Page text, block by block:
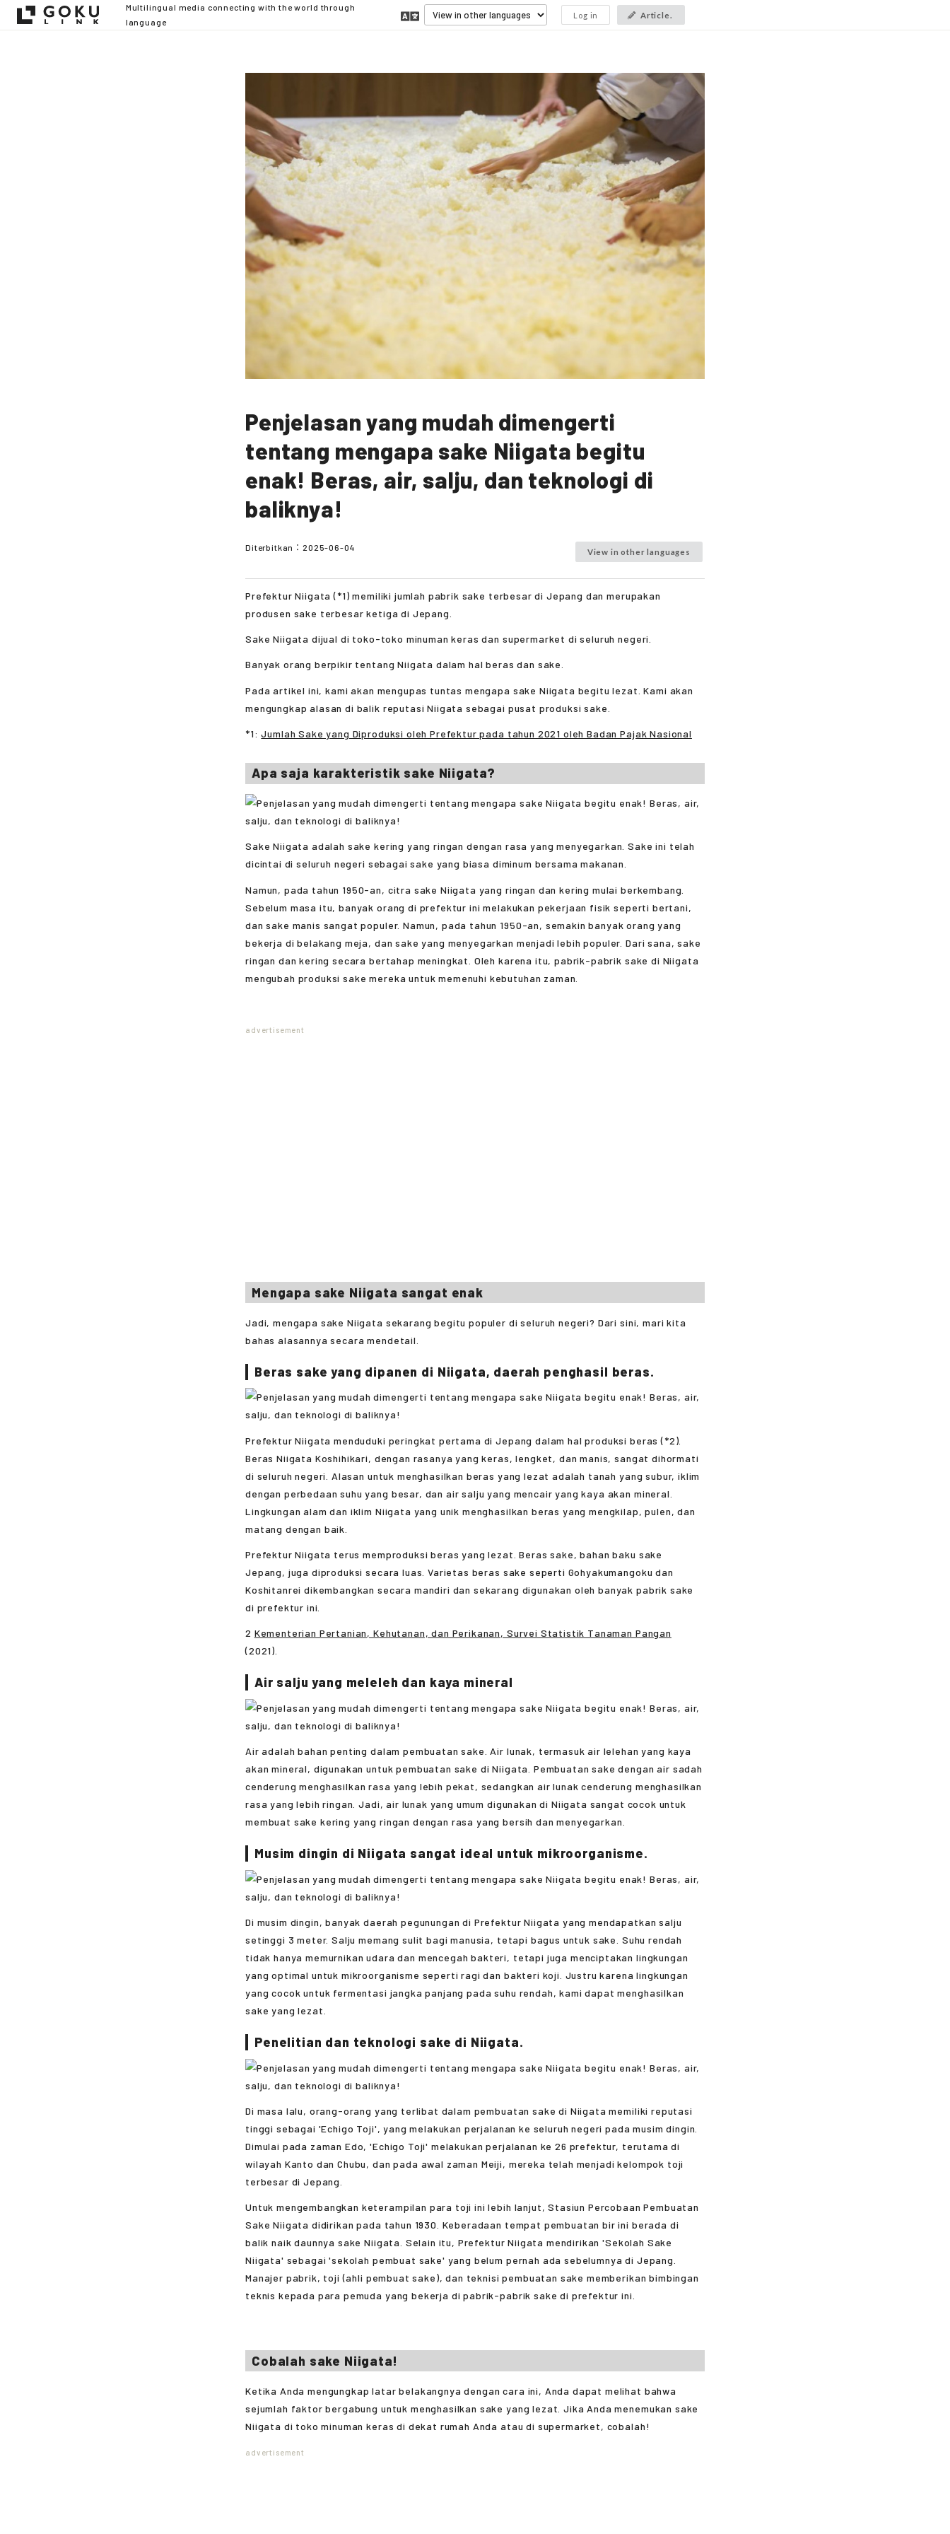
Multilingual media connecting with the world through
language
Log in Article.
Penjelasan yang mudah dimengerti
tentang mengapa sake Niigata begitu
enak! Beras, air, salju, dan teknologi di
baliknya!
Diterbitkan： 2025-06-04 View in other languages
Prefektur Niigata (*1) memiliki jumlah pabrik sake terbesar di Jepang dan merupakan
produsen sake terbesar ketiga di Jepang.
Sake Niigata dijual di toko-toko minuman keras dan supermarket di seluruh negeri.
Banyak orang berpikir tentang Niigata dalam hal beras dan sake.
Pada artikel ini, kami akan mengupas tuntas mengapa sake Niigata begitu lezat. Kami akan
mengungkap alasan di balik reputasi Niigata sebagai pusat produksi sake.
*1:Jumlah Sake yang Diproduksi oleh Prefektur pada tahun 2021 oleh Badan Pajak Nasional
Apa saja karakteristik sake Niigata?
Sake Niigata adalah sake kering yang ringan dengan rasa yang menyegarkan. Sake ini telah
dicintai di seluruh negeri sebagai sake yang biasa diminum bersama makanan.
Namun, pada tahun 1950-an, citra sake Niigata yang ringan dan kering mulai berkembang.
Sebelum masa itu, banyak orang di prefektur ini melakukan pekerjaan fisik seperti bertani,
dan sake manis sangat populer. Namun, pada tahun 1950-an, semakin banyak orang yang
bekerja di belakang meja, dan sake yang menyegarkan menjadi lebih populer. Dari sana, sake
ringan dan kering secara bertahap meningkat. Oleh karena itu, pabrik-pabrik sake di Niigata
mengubah produksi sake mereka untuk memenuhi kebutuhan zaman.
advertisement
Mengapa sake Niigata sangat enak
Jadi, mengapa sake Niigata sekarang begitu populer di seluruh negeri? Dari sini, mari kita
bahas alasannya secara mendetail.
Beras sake yang dipanen di Niigata, daerah penghasil beras.
Prefektur Niigata menduduki peringkat pertama di Jepang dalam hal produksi beras (*2).
Beras Niigata Koshihikari, dengan rasanya yang keras, lengket, dan manis, sangat dihormati
di seluruh negeri. Alasan untuk menghasilkan beras yang lezat adalah tanah yang subur, iklim
dengan perbedaan suhu yang besar, dan air salju yang mencair yang kaya akan mineral.
Lingkungan alam dan iklim Niigata yang unik menghasilkan beras yang mengkilap, pulen, dan
matang dengan baik.
Prefektur Niigata terus memproduksi beras yang lezat. Beras sake, bahan baku sake
Jepang, juga diproduksi secara luas. Varietas beras sake seperti Gohyakumangoku dan
Koshitanrei dikembangkan secara mandiri dan sekarang digunakan oleh banyak pabrik sake
di prefektur ini.
2 Kementerian Pertanian, Kehutanan, dan Perikanan, Survei Statistik Tanaman Pangan
(2021).
Air salju yang meleleh dan kaya mineral
Air adalah bahan penting dalam pembuatan sake. Air lunak, termasuk air lelehan yang kaya
akan mineral, digunakan untuk pembuatan sake di Niigata. Pembuatan sake dengan air sadah
cenderung menghasilkan rasa yang lebih pekat, sedangkan air lunak cenderung menghasilkan
rasa yang lebih ringan. Jadi, air lunak yang umum digunakan di Niigata sangat cocok untuk
membuat sake kering yang ringan dengan rasa yang bersih dan menyegarkan.
Musim dingin di Niigata sangat ideal untuk mikroorganisme.
Di musim dingin, banyak daerah pegunungan di Prefektur Niigata yang mendapatkan salju
setinggi 3 meter. Salju memang sulit bagi manusia, tetapi bagus untuk sake. Suhu rendah
tidak hanya memurnikan udara dan mencegah bakteri, tetapi juga menciptakan lingkungan
yang optimal untuk mikroorganisme seperti ragi dan bakteri koji. Justru karena lingkungan
yang cocok untuk fermentasi jangka panjang pada suhu rendah, kami dapat menghasilkan
sake yang lezat.
Penelitian dan teknologi sake di Niigata.
Di masa lalu, orang-orang yang terlibat dalam pembuatan sake di Niigata memiliki reputasi
tinggi sebagai 'Echigo Toji', yang melakukan perjalanan ke seluruh negeri pada musim dingin.
Dimulai pada zaman Edo, 'Echigo Toji' melakukan perjalanan ke 26 prefektur, terutama di
wilayah Kanto dan Chubu, dan pada awal zaman Meiji, mereka telah menjadi kelompok toji
terbesar di Jepang.
Untuk mengembangkan keterampilan para toji ini lebih lanjut, Stasiun Percobaan Pembuatan
Sake Niigata didirikan pada tahun 1930. Keberadaan tempat pembuatan bir ini berada di
balik naik daunnya sake Niigata. Selain itu, Prefektur Niigata mendirikan 'Sekolah Sake
Niigata' sebagai 'sekolah pembuat sake' yang belum pernah ada sebelumnya di Jepang.
Manajer pabrik, toji (ahli pembuat sake), dan teknisi pembuatan sake memberikan bimbingan
teknis kepada para pemuda yang bekerja di pabrik-pabrik sake di prefektur ini.
Cobalah sake Niigata!
Ketika Anda mengungkap latar belakangnya dengan cara ini, Anda dapat melihat bahwa
sejumlah faktor bergabung untuk menghasilkan sake yang lezat. Jika Anda menemukan sake
Niigata di toko minuman keras di dekat rumah Anda atau di supermarket, cobalah!
advertisement